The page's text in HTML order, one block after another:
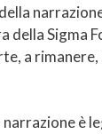
della Sigma
a
narrazione è